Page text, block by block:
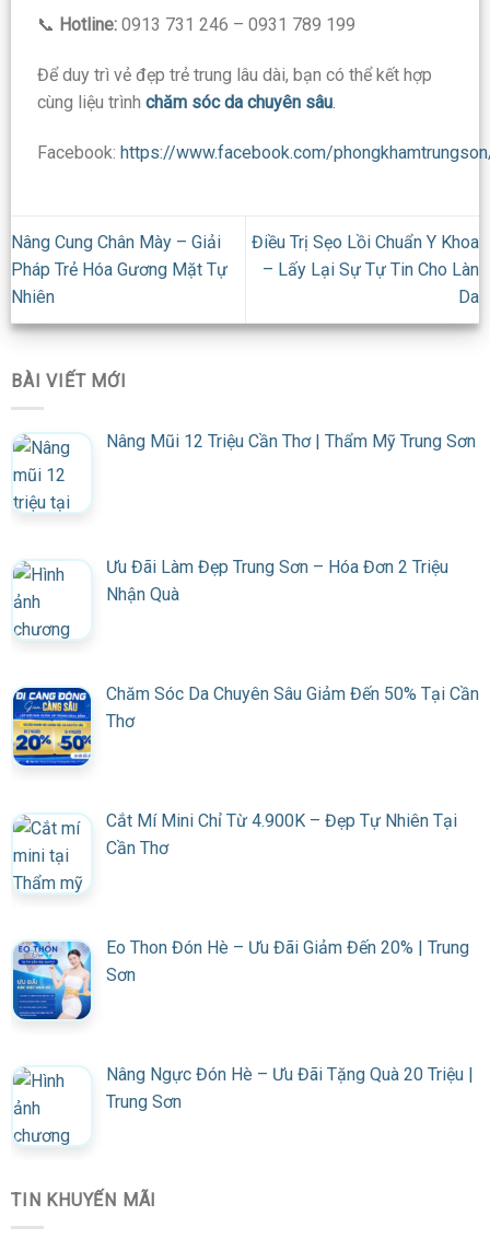
📞 Hotline: 0913 731 246 – 0931 789 199
Để duy trì vẻ đẹp trẻ trung lâu dài, bạn có thể kết hợp
cùng liệu trình chăm sóc da chuyên sâu.
Facebook: https://www.facebook.com/
Nâng Cung Chân Mày – Giải
Pháp Trẻ Hóa Gương Mặt Tự
Nhiên
Điều Trị Sẹo Lồi Chuẩn Y Khoa
– Lấy Lại Sự Tự Tin Cho Làn
Da
BÀI VIẾT MỚI
Nâng Mũi 12 Triệu Cần Thơ | Thẩm Mỹ Trung Sơn
Ưu Đãi Làm Đẹp Trung Sơn – Hóa Đơn 2 Triệu
Nhận Quà
Chăm Sóc Da Chuyên Sâu Giảm Đến 50% Tại Cần
Thơ
Cắt Mí Mini Chỉ Từ 4.900K – Đẹp Tự Nhiên Tại
Cần Thơ
Eo Thon Đón Hè – Ưu Đãi Giảm Đến 20% | Trung
Sơn
Nâng Ngực Đón Hè – Ưu Đãi Tặng Quà 20 Triệu |
Trung Sơn
TIN KHUYẾN MÃI